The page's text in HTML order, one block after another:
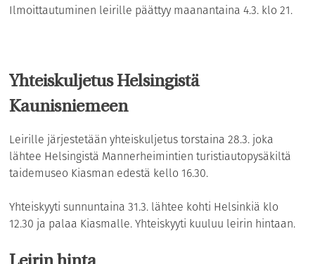
Ilmoittautuminen leirille päättyy maanantaina 4.3. klo 21.
Yhteiskuljetus Helsingistä
Kaunisniemeen
Leirille järjestetään yhteiskuljetus torstaina 28.3. joka
lähtee Helsingistä Mannerheimintien turistiautopysäkiltä
taidemuseo Kiasman edestä kello 16.30.
Yhteiskyyti sunnuntaina 31.3. lähtee kohti Helsinkiä klo
12.30 ja palaa Kiasmalle. Yhteiskyyti kuuluu leirin hintaan.